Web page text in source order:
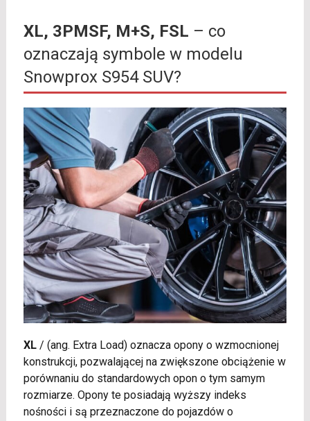
XL, 3PMSF, M+S, FSL – co
oznaczają symbole w modelu
Snowprox S954 SUV?
XL/ (ang. Extra Load) oznacza opony o wzmocnionej
konstrukcji, pozwalającej na zwiększone obciążenie w
porównaniu do standardowych opon o tym samym
rozmiarze. Opony te posiadają wyższy indeks
nośności i są przeznaczone do pojazdów o